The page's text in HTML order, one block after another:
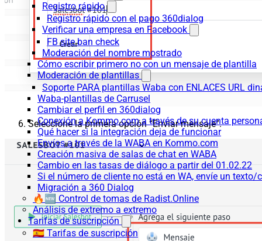
Registro rápido
Registro rápido con el pago 360dialog
Verificar una empresa en Facebook
FB site ban check
Moderación del nombre mostrado
Cómo escribir primero no con un mensaje de plantilla
Moderación de plantillas
Soporte PARA plantillas Waba con ENLACES URL
Waba-plantillas de Carrusel
Cambiar el perfil en 360dialog
Conexión a Kommo.com a través de su cuenta
Qué hacer si la integración deja de funcionar
Envíos a través de la WABA en Kommo.com
Creación masiva de salas de chat en WABA
Cambio en las tasas de diálogo a partir del 01.02.22
Si el número de cliente no está en WA, envíe un
Migración a 360 Dialog
🔥🆕 Control de tomas de Radist.Online
Análisis de extremo a extremo
Tarifas de suscripción
🇪🇸 Tarifas de suscripción
Seleccione la primera opción “Enviar mensaje”.